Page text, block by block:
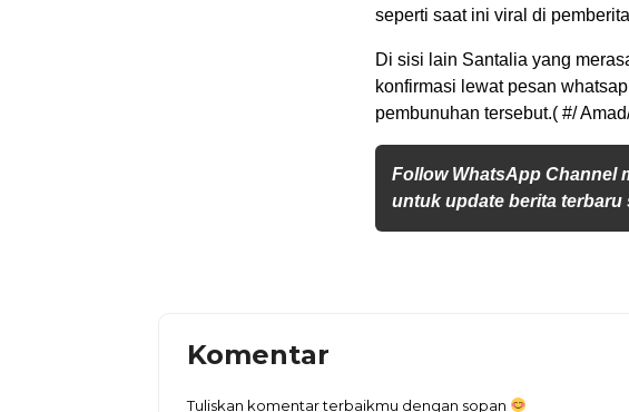
seperti saat ini viral di
Di sisi lain Santalia yang
konfirmasi lewat pesan
pembunuhan tersebut.( #/
Follow WhatsApp Channel
untuk update berita terbaru
Komentar
Tuliskan komentar terbaikmu dengan sopan